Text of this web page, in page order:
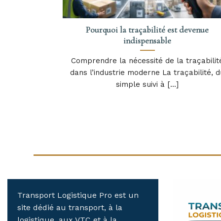
Pourquoi la traçabilité est devenue
indispensable
Comprendre la nécessité de la
dans l’industrie moderne La traçabilité,
simple suivi à [...]
Transport Logistique Pro est un
site dédié au transport, à la